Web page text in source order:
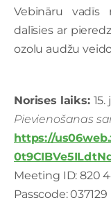
Vebināru vadīs
dalīsies ar
ozolu audžu
Norises laiks:
Pievienošanas
https://
Meeting ID: 820
Passcode: 037129